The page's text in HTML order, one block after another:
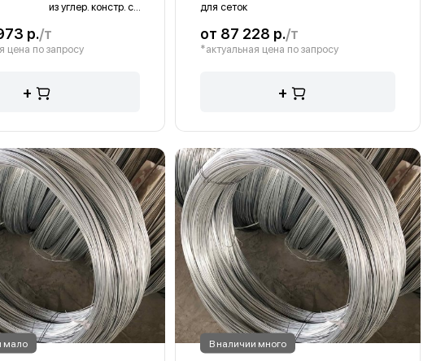
из углер. констр. стали
р./т
цена по запросу
+
для сеток
от 87 228 р./т
*актуальная цена по запросу
+
мало В наличии много